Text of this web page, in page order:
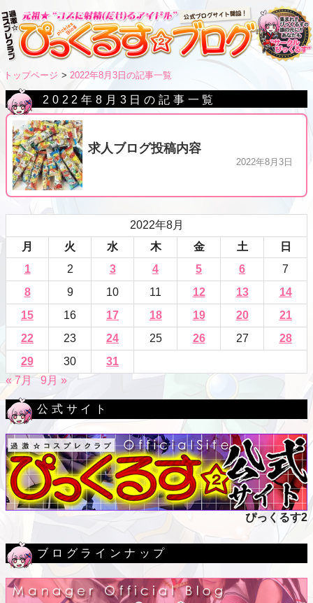
トップページ 2022年8月3日の記事一覧
2022年8月3日の記事一覧
求人ブログ投稿内容
2022年8月3日
2022年8月
月
火 水 木 金 土
日
1
2 3 4 5 6
7
8
9 10 11 12 13
14
15
16 17 18 19 20
21
22
23 24 25 26 27
28
29
30
31
« 7月
9月 »
公式サイト
ぴっくるす2
ブログラインナップ